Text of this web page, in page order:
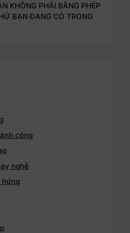
KHÔNG PHẢI BẰNG PHÉP
BẠN ĐANG CÓ TRONG
công
nghề
hứng